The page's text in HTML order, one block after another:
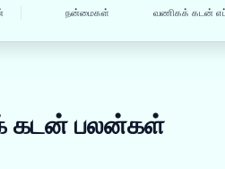
நன்மைகள் வணிகக் கடன்
கடன்பலன்கள்